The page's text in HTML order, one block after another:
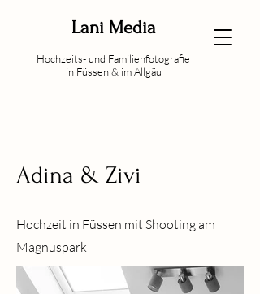
Lani Media
Hochzeits- und Familienfotografie
in Füssen & im Allgäu
Adina & Zivi
Hochzeit in Füssen mit Shooting am
Magnuspark